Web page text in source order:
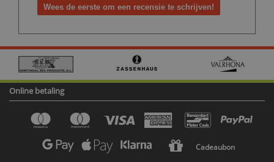
Wees de eerste om een recensie te schrijven!
Online betaling
Cadeaubon